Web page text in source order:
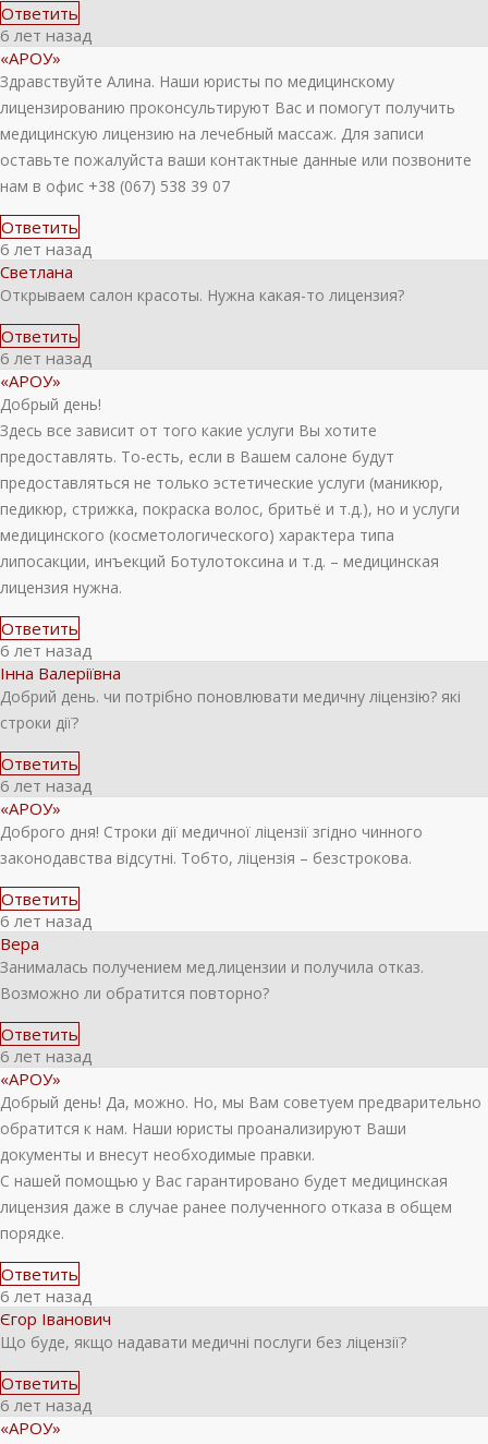
Ответить
6 лет назад
«АРОУ»
Здравствуйте Алина. Наши юристы по медицинскому
лицензированию проконсультируют Вас и помогут получить
медицинскую лицензию на лечебный массаж. Для записи
оставьте пожалуйста ваши контактные данные или позвоните
нам в офис +38 (067) 538 39 07
Ответить
6 лет назад
Светлана
Открываем салон красоты. Нужна какая-то лицензия?
Ответить
6 лет назад
«АРОУ»
Добрый день!
Здесь все зависит от того какие услуги Вы хотите
предоставлять. То-есть, если в Вашем салоне будут
предоставляться не только эстетические услуги (маникюр,
педикюр, стрижка, покраска волос, бритьё и т.д.), но и услуги
медицинского (косметологического) характера типа
липосакции, инъекций Ботулотоксина и т.д. – медицинская
лицензия нужна.
Ответить
6 лет назад
Інна Валеріївна
Добрий день. чи потрібно поновлювати медичну ліцензію? які
строки дії?
Ответить
6 лет назад
«АРОУ»
Доброго дня! Строки дії медичної ліцензії згідно чинного
законодавства відсутні. Тобто, ліцензія – безстрокова.
Ответить
6 лет назад
Вера
Занималась получением мед.лицензии и получила отказ.
Возможно ли обратится повторно?
Ответить
6 лет назад
«АРОУ»
Добрый день! Да, можно. Но, мы Вам советуем предварительно
обратится к нам. Наши юристы проанализируют Ваши
документы и внесут необходимые правки.
С нашей помощью у Вас гарантировано будет медицинская
лицензия даже в случае ранее полученного отказа в общем
порядке.
Ответить
6 лет назад
Єгор Іванович
Що буде, якщо надавати медичні послуги без ліцензії?
Ответить
6 лет назад
«АРОУ»